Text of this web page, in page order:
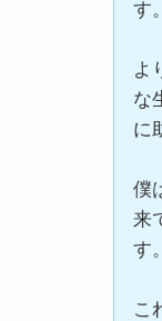
す。
よ
な
に
僕
来
す。
こ